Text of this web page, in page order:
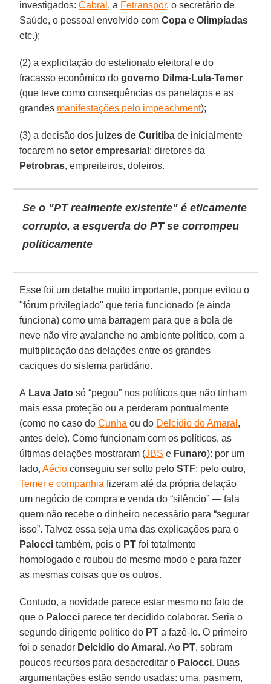
investigados:Cabral , a Fetranspor, o secretário de
Saúde, o pessoal envolvido comCopa eOlimpíadas
etc.);
(2) a explicitação do estelionato eleitoral e do
fracasso econômico dogoverno Dilma-Lula-Temer
(que teve como consequências os panelaços e as
grandes manifestações pelo impeachment);
(3) a decisão dos juízes de Curitiba de inicialmente
focarem no setor empresarial : diretores da
Petrobras, empreiteiros, doleiros.
Se o "PT realmente existente" é eticamente
corrupto, a esquerda do PT se corrompeu
politicamente
Esse foi um detalhe muito importante, porque evitou o
"fórum privilegiado" que teria funcionado (e ainda
funciona) como uma barragem para que a bola de
neve não vire avalanche no ambiente político, com a
multiplicação das delações entre os grandes
caciques do sistema partidário.
A Lava Jato só “pegou” nos políticos que não tinham
mais essa proteção ou a perderam pontualmente
(como no caso doCunha ou do Delcídio do Amaral ,
antes dele). Como funcionam com os políticos, as
últimas delações mostraram (JBS e Funaro): por um
lado,Aécio conseguiu ser solto peloSTF; pelo outro,
Temer e companhia fizeram até da própria delação
um negócio de compra e venda do “silêncio” — fala
quem não recebe o dinheiro necessário para “segurar
isso”. Talvez essa seja uma das explicações para o
Palocci também, pois o PT foi totalmente
homologado e roubou do mesmo modo e para fazer
as mesmas coisas que os outros.
Contudo, a novidade parece estar mesmo no fato de
que o Palocci parece ter decidido colaborar. Seria o
segundo dirigente político do PT a fazê-lo. O primeiro
foi o senador Delcídio do Amaral . Ao PT, sobram
poucos recursos para desacreditar o Palocci. Duas
argumentações estão sendo usadas: uma, pasmem,